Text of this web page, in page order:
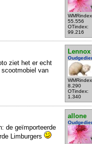
55.556
OTindex:
99.216
Lennox
8.290
OTindex:
1.340
ziet het er echt
van
allone
de geïmporteerde
Limburgers